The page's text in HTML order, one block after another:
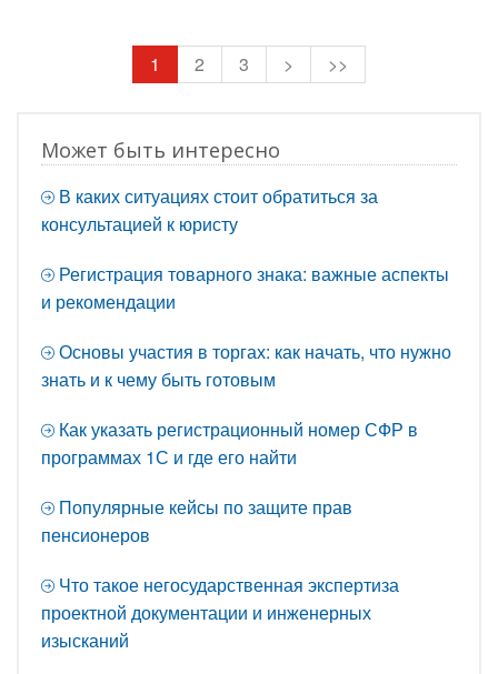
1 2 3 > >>
Может быть интересно
В каких ситуациях стоит обратиться за
консультацией к юристу
Регистрация товарного знака: важные аспекты
и рекомендации
Основы участия в торгах: как начать, что нужно
знать и к чему быть готовым
Как указать регистрационный номер СФР в
программах 1С и где его найти
Популярные кейсы по защите прав
пенсионеров
Что такое негосударственная экспертиза
проектной документации и инженерных
изысканий